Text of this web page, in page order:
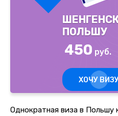
ПОЛЬШУ
450 руб.
ХОЧУ
Однократная виза в Польшу